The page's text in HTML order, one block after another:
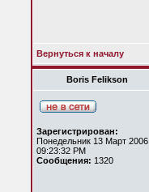
Вернуться к началу
Boris Felikson
Зарегистрирован:
Понедельник 13 Март 2006
09:23:32 PM
Сообщения: 1320